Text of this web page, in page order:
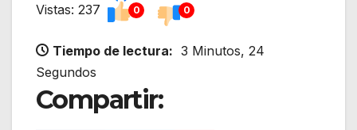
Vistas: 237 0 0
Tiempo de lectura: 3 Minutos, 24
Segundos
Compartir: